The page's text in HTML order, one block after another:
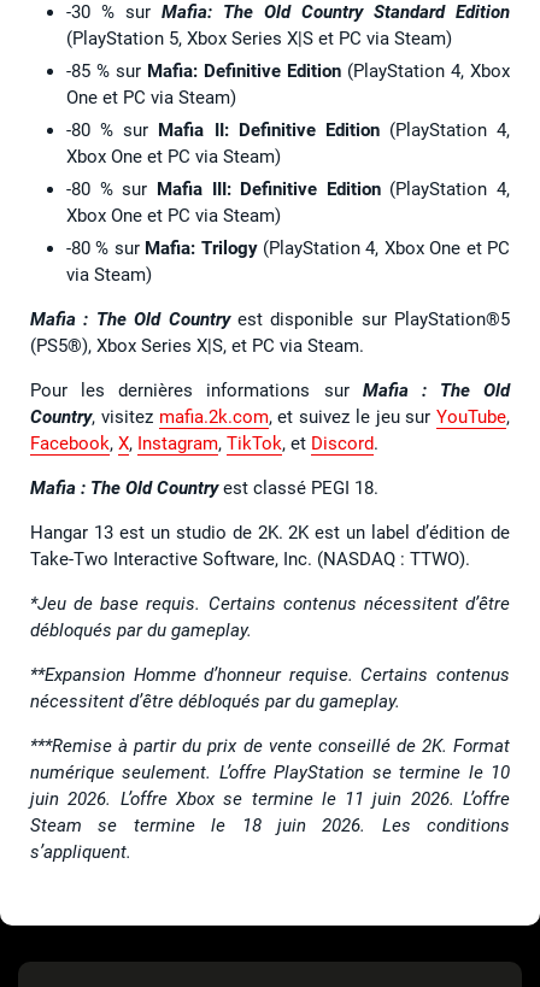
-30 % sur Mafia: The Old Country Standard Edition
(PlayStation 5, Xbox Series X|S et PC via Steam)
-85 % sur Mafia: Definitive Edition (PlayStation 4, Xbox
One et PC via Steam)
-80 % sur Mafia II: Definitive Edition(PlayStation 4,
Xbox One et PC via Steam)
-80 % sur Mafia III: Definitive Edition(PlayStation 4,
Xbox One et PC via Steam)
-80 % sur Mafia: Trilogy(PlayStation 4, Xbox One et PC
via Steam)
Mafia : The Old Countryest disponible sur PlayStation®5
(PS5®), Xbox Series X|S, et PC via Steam.
Pour les dernières informations sur Mafia : The Old
Country, visitez mafia.2k.com, et suivez le jeu sur YouTube,
Facebook, X, Instagram, TikTok, et Discord.
Mafia : The Old Countryest classé PEGI 18.
Hangar 13 est un studio de 2K. 2K est un label d’édition de
Take-Two Interactive Software, Inc. (NASDAQ : TTWO).
*Jeu de base requis. Certains contenus nécessitent d’être
débloqués par du gameplay.
**Expansion Homme d’honneur requise. Certains contenus
nécessitent d’être débloqués par du gameplay.
***Remise à partir du prix de vente conseillé de 2K. Format
numérique seulement. L’offre PlayStation se termine le 10
juin 2026. L’offre Xbox se termine le 11 juin 2026. L’offre
Steam se termine le 18 juin 2026. Les conditions
s’appliquent.